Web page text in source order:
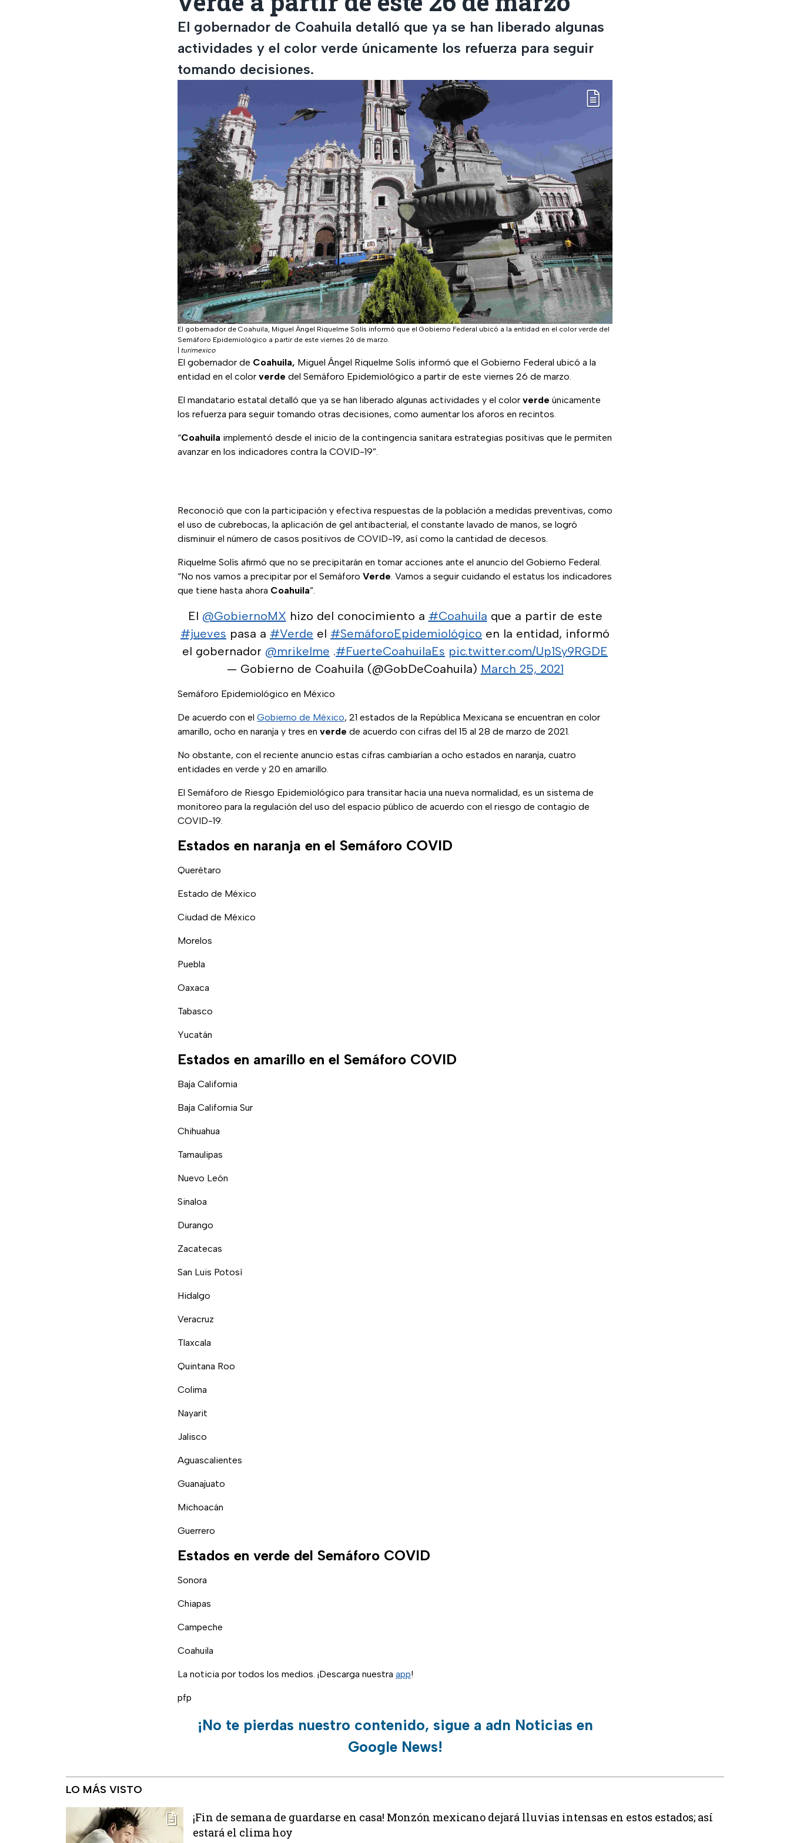
El gobernador de Coahuila detalló que ya se han liberado algunas
actividades y el color verde únicamente los refuerza para seguir
tomando decisiones.
El gobernador de Coahuila, Miguel Ángel Riquelme Solís informó que el Gobierno Federal ubicó a la entidad en el color verde del
Semáforo Epidemiológico a partir de este viernes 26 de marzo.
turimexico
El gobernador de Coahuila, Miguel Ángel Riquelme Solís informó que el Gobierno Federal ubicó a la
entidad en el color verde del Semáforo Epidemiológico a partir de este viernes 26 de marzo.
El mandatario estatal detalló que ya se han liberado algunas actividades y el color verde únicamente
los refuerza para seguir tomando otras decisiones, como aumentar los aforos en recintos.
“Coahuila implementó desde el inicio de la contingencia sanitara estrategias positivas que le permiten
avanzar en los indicadores contra la COVID-19”.
Reconoció que con la participación y efectiva respuestas de la población a medidas preventivas, como
el uso de cubrebocas, la aplicación de gel antibacterial, el constante lavado de manos, se logró
disminuir el número de casos positivos de COVID-19, así como la cantidad de decesos.
Riquelme Solís afirmó que no se precipitarán en tomar acciones ante el anuncio del Gobierno Federal.
“No nos vamos a precipitar por el Semáforo Verde. Vamos a seguir cuidando el estatus los indicadores
que tiene hasta ahora Coahuila”.
El @GobiernoMX hizo del conocimiento a #Coahuila que a partir de este
#jueves pasa a #Verde el #SemáforoEpidemiológico en la entidad, informó
el gobernador @mrikelme .#FuerteCoahuilaEs pic.twitter.com/Up1Sy9RGDE
— Gobierno de Coahuila (@GobDeCoahuila) March 25, 2021
Semáforo Epidemiológico en México
De acuerdo con el Gobierno de México, 21 estados de la República Mexicana se encuentran en color
amarillo, ocho en naranja y tres en verde de acuerdo con cifras del 15 al 28 de marzo de 2021.
No obstante, con el reciente anuncio estas cifras cambiarían a ocho estados en naranja, cuatro
entidades en verde y 20 en amarillo.
El Semáforo de Riesgo Epidemiológico para transitar hacia una nueva normalidad, es un sistema de
monitoreo para la regulación del uso del espacio público de acuerdo con el riesgo de contagio de
COVID-19.
Estados en naranja en el Semáforo COVID
Querétaro
Estado de México
Ciudad de México
Morelos
Puebla
Oaxaca
Tabasco
Yucatán
Estados en amarillo en el Semáforo COVID
Baja California
Baja California Sur
Chihuahua
Tamaulipas
Nuevo León
Sinaloa
Durango
Zacatecas
San Luis Potosí
Hidalgo
Veracruz
Tlaxcala
Quintana Roo
Colima
Nayarit
Jalisco
Aguascalientes
Guanajuato
Michoacán
Guerrero
Estados en verde del Semáforo COVID
Sonora
Chiapas
Campeche
Coahuila
La noticia por todos los medios. ¡Descarga nuestra app!
pfp
¡No te pierdas nuestro contenido, sigue a adn Noticias en
Google News!
LO MÁS VISTO
¡Fin de semana de guardarse en casa! Monzón mexicano dejará lluvias intensas en estos estados; así
estará el clima hoy